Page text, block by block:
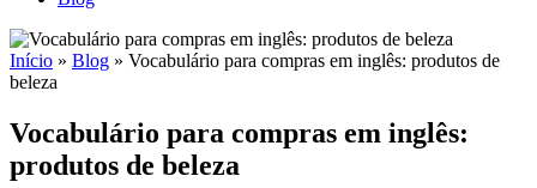
Início » Blog » Vocabulário para compras em inglês: produtos de
beleza
Vocabulário para compras em inglês:
produtos de beleza